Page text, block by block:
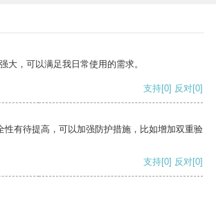
大，可以满足我日常使用的需求。
支持[0] 反对[0]
性有待提高，可以加强防护措施，比如增加双重验
支持[0] 反对[0]